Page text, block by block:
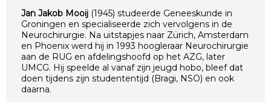
Jan Jakob Mooij (1945) studeerde Geneeskunde in
Groningen en specialiseerde zich vervolgens in de
Neurochirurgie. Na uitstapjes naar Zürich, Amsterdam
en Phoenix werd hij in 1993 hoogleraar Neurochirurgie
aan de RUG en afdelingshoofd op het AZG, later
UMCG. Hij speelde al vanaf zijn jeugd hobo, bleef dat
doen tijdens zijn studententijd (Bragi, NSO) en ook
daarna.